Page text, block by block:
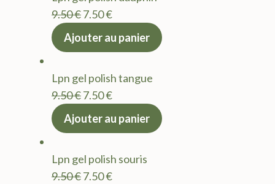
9.50€Le
prix
9.50 €.
7.50€Le
actuel
7.50 €.
Ajouter au panier
Lpn gel polish tangue
9.50€Le
prix
9.50 €.
7.50€Le
actuel
7.50 €.
Ajouter au panier
Lpn gel polish souris
9.50€Le
7.50€Le